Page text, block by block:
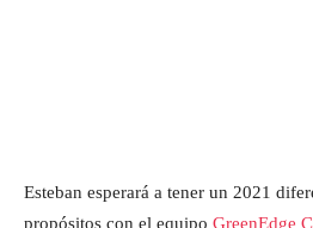
Esteban esperará a tener un 2021
propósitos con el equipo GreenEdge